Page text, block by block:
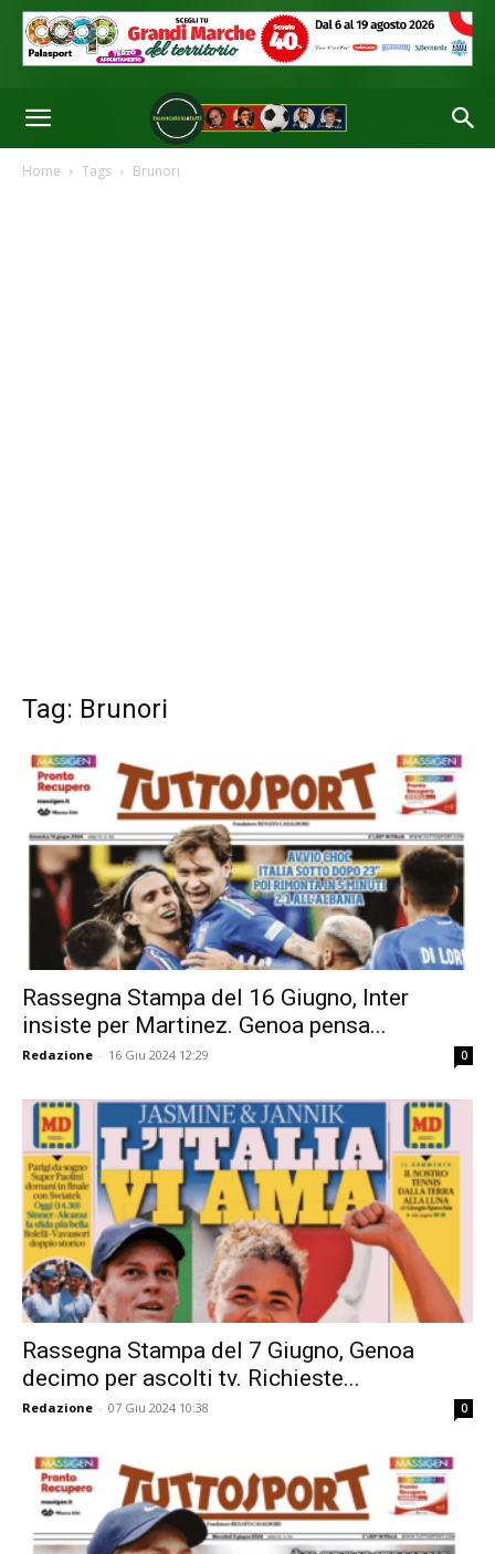
Home Tags Brunori
Tag: Brunori
Rassegna Stampa del 16 Giugno, Inter
insiste per Martinez. Genoa pensa...
Redazione - 16 Giu 2024 12:29 0
Rassegna Stampa del 7 Giugno, Genoa
decimo per ascolti tv. Richieste...
Redazione - 07 Giu 2024 10:38 0